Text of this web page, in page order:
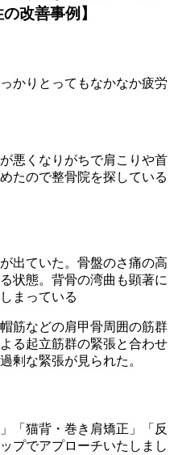
改善事例】
かりとってもなかなか疲労
悪くなりがちで肩こりや首
たので整骨院を探している
出ていた。骨盤のさ痛の高
状態。背骨の湾曲も顕著に
まっている
筋などの肩甲骨周囲の筋群
る起立筋群の緊張と合わせ
剰な緊張が見られた。
「猫背・巻き肩矯正」「反
プでアプローチいたしまし